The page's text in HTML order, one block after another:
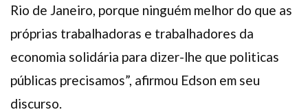
Rio de Janeiro, porque ninguém melhor do que as
próprias trabalhadoras e trabalhadores da
economia solidária para dizer-lhe que politicas
públicas precisamos”, afirmou Edson em seu
discurso.